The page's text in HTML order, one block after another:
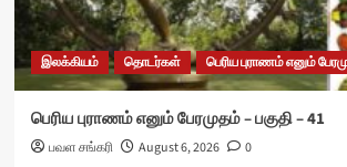
இலக்கியம் தொடர்கள் பெரிய புராணம் எனும்
பெரிய புராணம் எனும் பேரமுதம் – பகுதி – 41
பவள சங்கரி August 6, 2026 0